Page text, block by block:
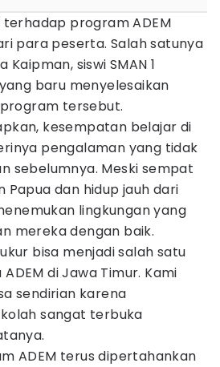
terhadap program ADEM
para peserta. Salah satunya
siswi SMAN 1
baru menyelesaikan
tersebut.
kesempatan belajar di
pengalaman yang tidak
sebelumnya. Meski sempat
dan hidup jauh dari
lingkungan yang
mereka dengan baik.
bisa menjadi salah satu
di Jawa Timur. Kami
sendirian karena
sangat terbuka
ADEM terus dipertahankan